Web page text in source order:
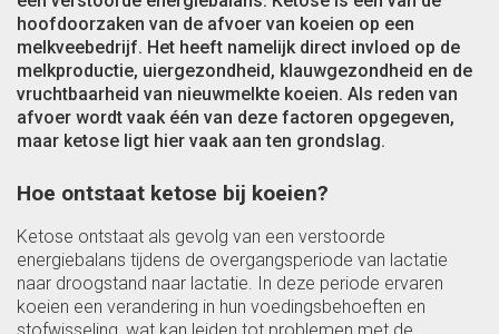
hoofdoorzaken van de afvoer van koeien op een
melkveebedrijf. Het heeft namelijk direct invloed op de
melkproductie, uiergezondheid, klauwgezondheid en de
vruchtbaarheid van nieuwmelkte koeien. Als reden van
afvoer wordt vaak één van deze factoren opgegeven,
maar ketose ligt hier vaak aan ten grondslag.
Hoe ontstaat ketose bij koeien?
Ketose ontstaat als gevolg van een verstoorde
energiebalans tijdens de overgangsperiode van lactatie
naar droogstand naar lactatie. In deze periode ervaren
koeien een verandering in hun voedingsbehoeften en